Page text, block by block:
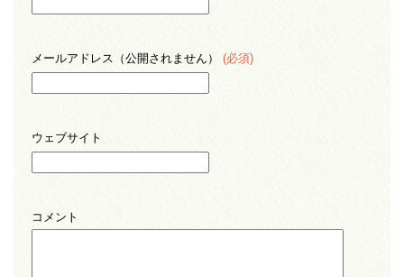
メールアドレス（公開されません） (必須)
ウェブサイト
コメント